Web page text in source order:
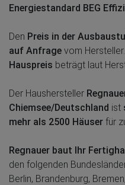
Energiestandard BEG
Den Preis in der
auf Anfrage vom
Hauspreis beträgt laut
Der Haushersteller
Chiemsee/Deutschland ist
mehr als 2500 Häuser für
Regnauer baut Ihr
den folgenden
Berlin, Brandenburg,